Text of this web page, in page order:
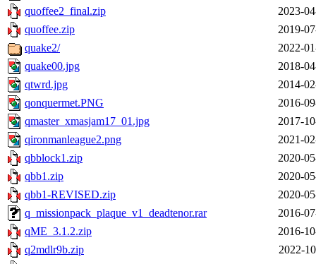
quoffee2_final.zip
2023-
quoffee.zip
2019-
quake2/
2022-
quake00.jpg
2018-
qtwrd.jpg
2014-
qonquermet.PNG
2016-
qmaster_xmasjam17_01.jpg
2017-
qironmanleague2.png
2021-
qbblock1.zip
2020-
qbb1.zip
2020-
qbb1-REVISED.zip
2020-
q_missionpack_plaque_v1_deadtenor.rar
2016-
qME_3.1.2.zip
2016-
q2mdlr9b.zip
2022-